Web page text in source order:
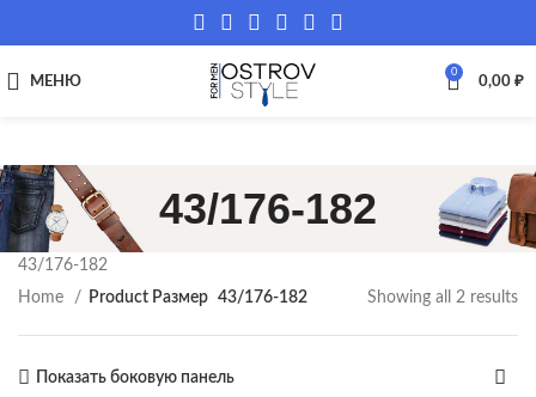
МЕНЮ
0
0,00 ₽
43/176-182
43/176-182
Home
Product Размер 43/176-182 Showing all 2 results
Показать боковую панель